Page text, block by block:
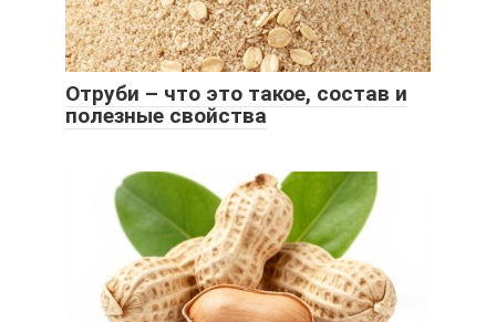
Отруби – что это такое, состав и
полезные свойства